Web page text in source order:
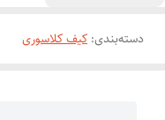
دسته‌بندی: کیف کلاسوری